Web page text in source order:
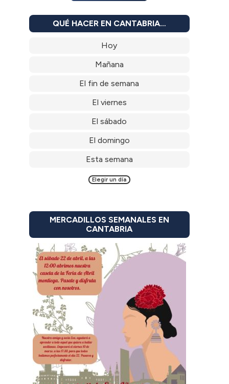
QUÉ HACER EN CANTABRIA…
Hoy
Mañana
El fin de semana
El viernes
El sábado
El domingo
Esta semana
Elegir un día
MERCADILLOS SEMANALES EN
CANTABRIA